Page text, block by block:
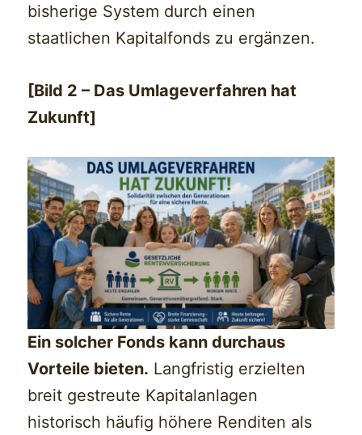
bisherige System durch einen
staatlichen Kapitalfonds zu ergänzen.
[Bild 2 – Das Umlageverfahren hat
Zukunft]
Ein solcher Fonds kann durchaus
Vorteile bieten. Langfristig erzielten
breit gestreute Kapitalanlagen
historisch häufig höhere Renditen als